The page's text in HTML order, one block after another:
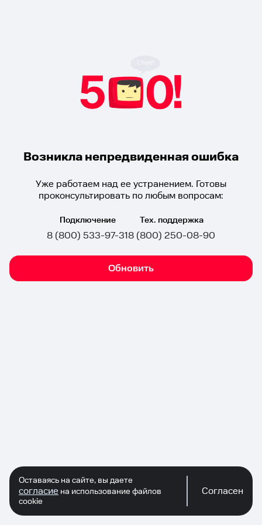
Возникла непредвиденная ошибка
Уже работаем над ее устранением. Готовы
проконсультировать по любым вопросам:
Подключение
8 (800) 533-97-31
Тех. поддержка
8 (800) 250-08-90
Обновить
Оставаясь на сайте, вы даете
согласие на использование файлов
cookie
Согласен